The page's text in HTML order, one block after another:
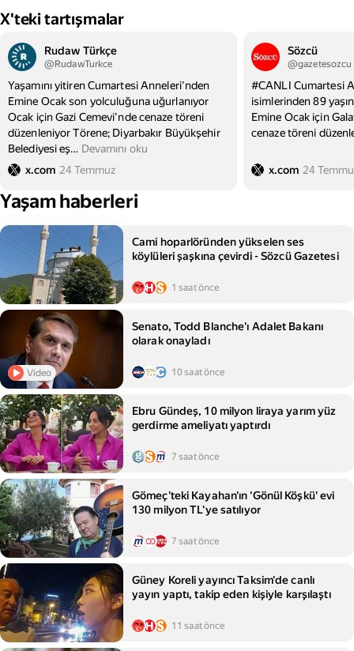
X'teki tartışmalar
Rudaw Türkçe
@RudawTurkce
Yaşamını yitiren Cumartesi Anneleri'nden
Emine Ocak son yolculuğuna uğurlanıyor
Ocak için Gazi Cemevi'nde cenaze töreni
düzenleniyor Törene; Diyarbakır Büyükşehir
Belediyesi eş… Devamını oku
x.com 24 Temmuz
Sözcü
@gazetesozcu
#CANLI Cumartesi
isimlerinden 89
Emine Ocak için
cenaze töreni
x.com 24
Yaşam haberleri
Cami hoparlöründen yükselen ses
köylüleri şaşkına çevirdi - Sözcü Gazetesi
1 saat önce
Video
Senato, Todd Blanche'ı Adalet Bakanı
olarak onayladı
10 saat önce
Ebru Gündeş, 10 milyon liraya yarım yüz
gerdirme ameliyatı yaptırdı
7 saat önce
Gömeç'teki Kayahan'ın 'Gönül Köşkü' evi
130 milyon TL'ye satılıyor
7 saat önce
Güney Koreli yayıncı Taksim'de canlı
yayın yaptı, takip eden kişiyle karşılaştı
11 saat önce